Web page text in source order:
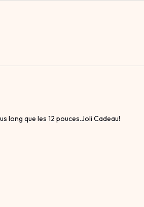
long que les 12 pouces.Joli Cadeau!